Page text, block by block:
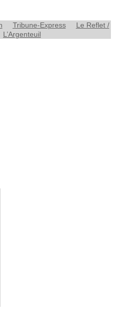
Tribune-Express
Le Reflet /
L’Argenteuil